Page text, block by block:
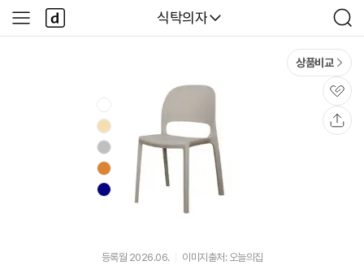
다나와
식탁의자
검
색
사
이
다
나
와
상품비교
관
심
등록월 2026.06. 이미지출처: 오늘의집